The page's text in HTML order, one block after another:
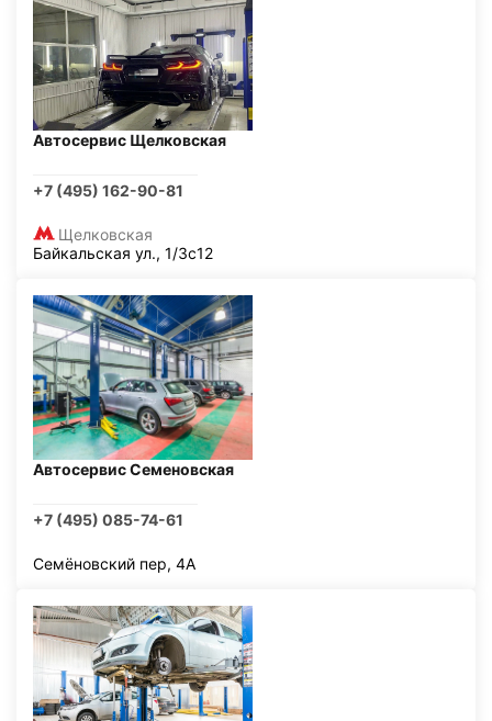
Автосервис Щелковская
+7 (495) 162-90-81
Щелковская
Байкальская ул., 1/3с12
Автосервис Семеновская
+7 (495) 085-74-61
Семёновский пер, 4А